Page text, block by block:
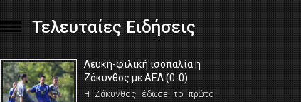
Τελευταίες Ειδήσεις
Λευκή-φιλική ισοπαλία η
Ζάκυνθος με ΑΕΛ (0-0)
Η Ζάκυνθος έδωσε το πρώτο